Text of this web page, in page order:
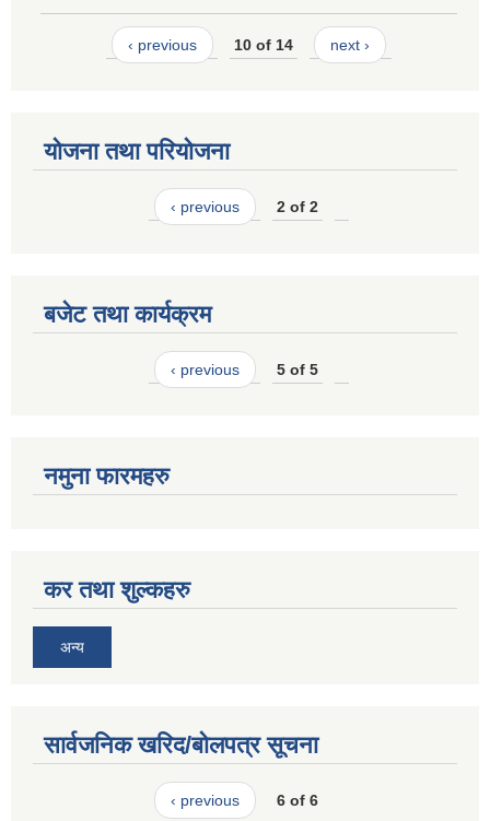
‹ previous 10 of 14 next ›
योजना तथा परियोजना
‹ previous 2 of 2
बजेट तथा कार्यक्रम
‹ previous 5 of 5
नमुना फारमहरु
कर तथा शुल्कहरु
अन्य
सार्वजनिक खरिद/बोलपत्र सूचना
‹ previous 6 of 6